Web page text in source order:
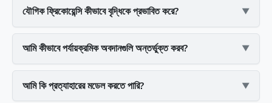
যৌগিক ফ্রিকোয়েন্সি কীভাবে বৃদ্ধিকে প্রভাবিত করে?
আমি কীভাবে পর্যায়ক্রমিক অবদানগুলি অন্তর্ভুক্ত করব?
আমি কি প্রত্যাহারের মডেল করতে পারি?